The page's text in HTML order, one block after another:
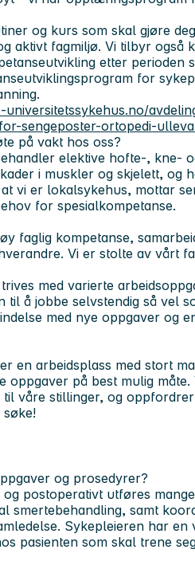
og kurs som skal gjøre
aktivt fagmiljø. Vi tilbyr også
etter perioden
for
sengeposter-ortopedi-
på vakt hos oss?
elektive hofte-, kne-
i muskler og skjelett, og
vi er lokalsykehus, mottar
for spesialkompetanse.
faglig kompetanse,
Vi er stolte av vårt
med varierte
å jobbe selvstendig så vel
med nye oppgaver og
en arbeidsplass med stort
oppgaver på best mulig
våre stillinger, og
og prosedyrer?
postoperativt utføres
smertebehandling, samt
Sykepleieren har
pasienten som skal trene